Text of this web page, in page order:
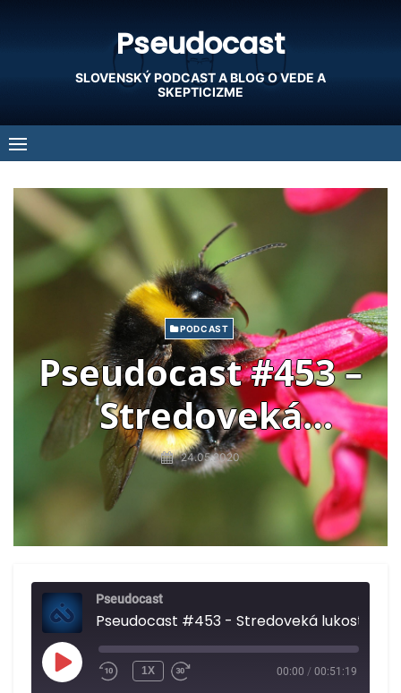
Pseudocast
SLOVENSKÝ PODCAST A BLOG O VEDE A
SKEPTICIZME
PODCAST
Pseudocast #453 –
Stredoveká
lukostreľba,
čmeliaky, vakcína
proti Covid-19
24.05.2020
Pseudocast
PLAY
EPISODE
1X 00:00 / 00:51:19